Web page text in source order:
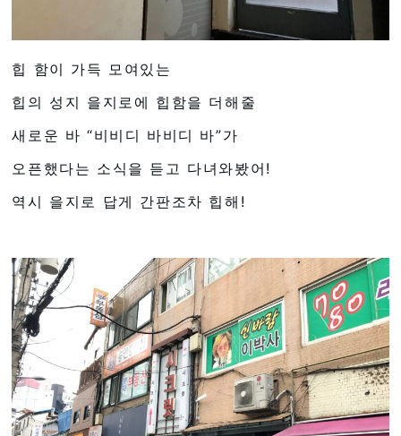
힙 함이 가득 모여있는
힙의 성지 을지로에 힙함을 더해줄
새로운 바 “비비디 바비디 바”가
오픈했다는 소식을 듣고 다녀와봤어!
역시 을지로 답게 간판조차 힙해!